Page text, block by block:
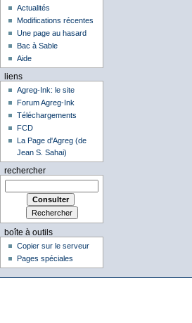
Actualités
Modifications récentes
Une page au hasard
Bac à Sable
Aide
liens
Agreg-Ink: le site
Forum Agreg-Ink
Téléchargements
FCD
La Page d'Agreg (de
Jean S. Sahai)
rechercher
boîte à outils
Copier sur le serveur
Pages spéciales